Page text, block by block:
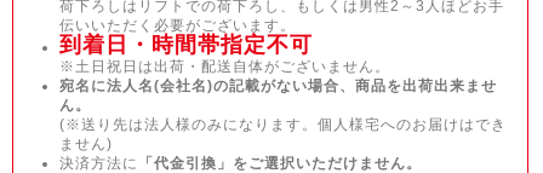
荷下ろしはリフトでの荷下ろし、もしくは男性2～3人ほどお手
伝いいただく必要がございます。
到着日・時間帯指定不可
※土日祝日は出荷・配送自体がございません。
宛名に法人名(会社名)の記載がない場合、商品を出荷出来ませ
ん。
(※送り先は法人様のみになります。個人様宅へのお届けはでき
ません)
決済方法に
「代金引換」をご選択いただけません。